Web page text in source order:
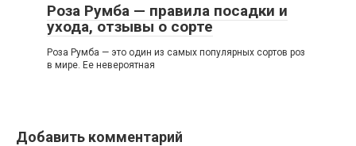
Роза Румба — правила посадки и
ухода, отзывы о сорте
Роза Румба — это один из самых популярных сортов роз
в мире. Ее невероятная
Добавить комментарий